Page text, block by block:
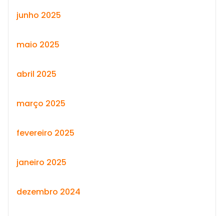
junho 2025
maio 2025
abril 2025
março 2025
fevereiro 2025
janeiro 2025
dezembro 2024